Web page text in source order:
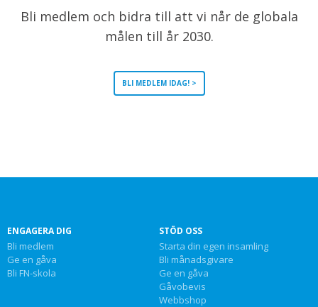
Bli medlem och bidra till att vi når de globala
målen till år 2030.
BLI MEDLEM IDAG! >
ENGAGERA DIG
Bli medlem
Ge en gåva
Bli FN-skola
STÖD OSS
Starta din egen insamling
Bli månadsgivare
Ge en gåva
Gåvobevis
Webbshop